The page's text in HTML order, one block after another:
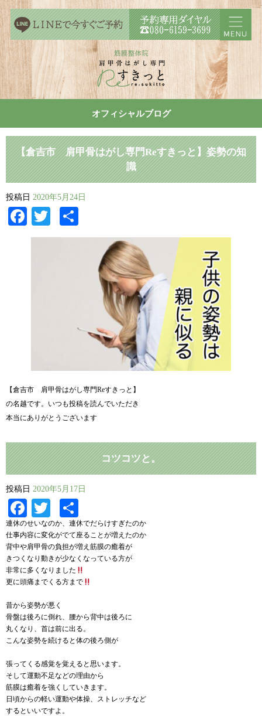
オフィシャルブログ
【倉吉市 肩甲骨はがし専門Reすきっと】姿勢の知
識
投稿日 2020年5月24日
Facebook
Twitter
有
【倉吉市 肩甲骨はがし専門Reすきっと】
の名越です。いつも投稿を読んでいただき
本当にありがとうございます
コツコツと。
投稿日 2020年5月17日
Facebook
Twitter
有
連休のせいなのか、連休でだらけすぎたのか
仕事内容に変化がでて座ることが増えたのか
背中や肩甲骨の負担が増え筋膜の癒着が
きつくなり動きが少なくなっている方が
非常に多くなりました
更に頭痛までくる方まで
昔から姿勢が悪く
骨盤は後ろに倒れ、腰から背中は後ろに
丸くなり、首は前に出る。
こんな姿勢を続けると体の後ろ側が
張ってくる感覚を覚えると思います。
そして運動不足などの理由から
筋膜は癒着を強くしていきます。
日頃からの軽い運動や体操、ストレッチなど
するといいですよ。